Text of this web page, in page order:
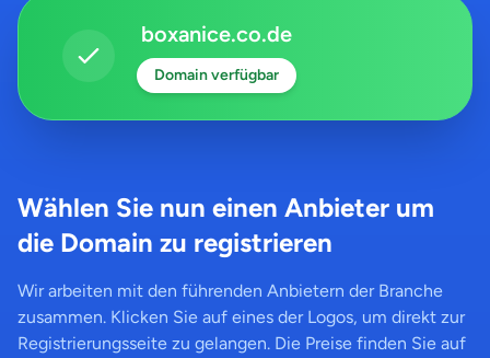
boxanice.co.de
Domain verfügbar
Wählen Sie nun einen Anbieter um
die Domain zu registrieren
Wir arbeiten mit den führenden Anbietern der Branche
zusammen. Klicken Sie auf eines der Logos, um direkt zur
Registrierungsseite zu gelangen. Die Preise finden Sie auf